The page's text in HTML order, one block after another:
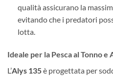
qualità assicurano la
evitando che i predatori
lotta.
Ideale per la Pesca al Tonno
L’Alys 135è progettata per